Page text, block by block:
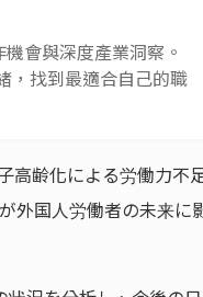
會與深度產業洞察。
，找到最適合自己的職
高齢化による労働力不
外国人労働者の未来に